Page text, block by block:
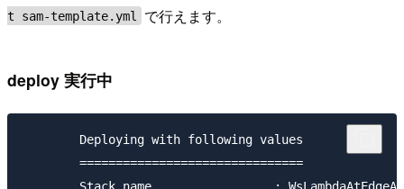
t sam-template.yml
で行えます。
deploy 実行中
        Deploying with following values
        ===============================